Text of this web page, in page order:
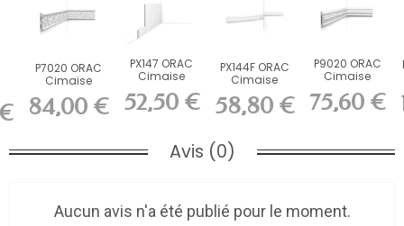
P7020 ORAC
Cimaise
Durofoam
L200 x H11,1 x...
84,00 €
PX147 ORAC
Cimaise
Duropolymer
L200 x H0,9...
52,50 €
PX144F ORAC
Cimaise
flexible Flex
L200 x...
58,80 €
P9020 ORAC
Cimaise
Durofoam
L200 x H9,6 x...
75,60 €
Avis (0)
Aucun avis n'a été publié pour le moment.